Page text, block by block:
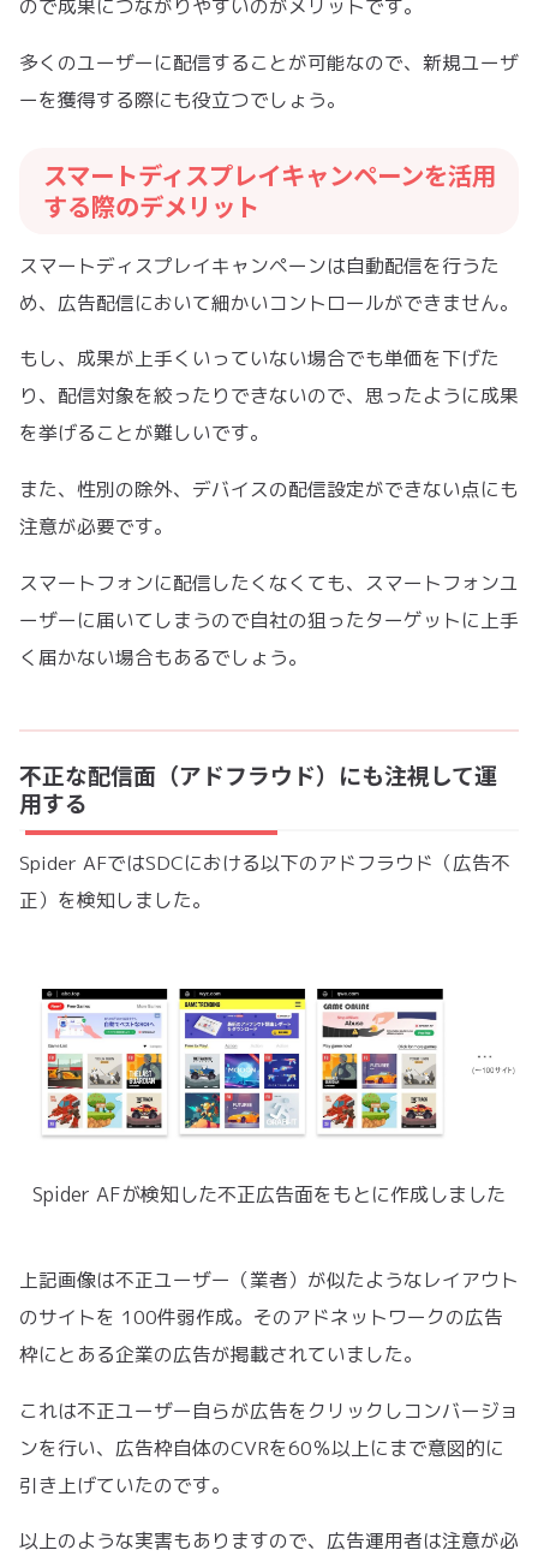
ので成果につながりやすいのがメリットです。
多くのユーザーに配信することが可能なので、新規ユーザ
ーを獲得する際にも役立つでしょう。
スマートディスプレイキャンペーンを活用
する際のデメリット
スマートディスプレイキャンペーンは自動配信を行うた
め、広告配信において細かいコントロールができません。
もし、成果が上手くいっていない場合でも単価を下げた
り、配信対象を絞ったりできないので、思ったように成果
を挙げることが難しいです。
また、性別の除外、デバイスの配信設定ができない点にも
注意が必要です。
スマートフォンに配信したくなくても、スマートフォンユ
ーザーに届いてしまうので自社の狙ったターゲットに上手
く届かない場合もあるでしょう。
不正な配信面（アドフラウド）にも注視して運
用する
Spider AFではSDCにおける以下のアドフラウド（広告不
正）を検知しました。
Spider AFが検知した不正広告面をもとに作成しました
上記画像は不正ユーザー（業者）が似たようなレイアウト
のサイトを 100件弱作成。そのアドネットワークの広告
枠にとある企業の広告が掲載されていました。
これは不正ユーザー自らが広告をクリックしコンバージョ
ンを行い、広告枠自体のCVRを60％以上にまで意図的に
引き上げていたのです。
以上のような実害もありますので、広告運用者は注意が必